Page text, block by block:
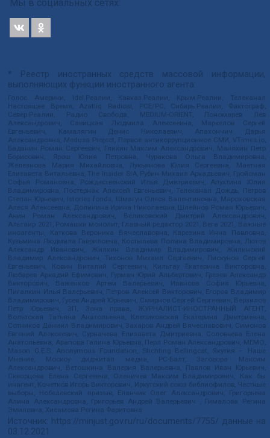
Мы в социальных сетях:
* Реестр иностранных средств массовой информации,
выполняющих функции иностранного агента:
Голос Америки, Idel.Реалии, Кавказ.Реалии, Крым.Реалии, Телеканал
Настоящее Время, Azatliq Radiosi, PCE/PC, Сибирь.Реалии, Фактограф,
Север.Реалии, Радио Свобода, MEDIUM-ORIENT, Пономарев Лев
Александрович, Савицкая Людмила Алексеевна, Маркелов Сергей
Евгеньевич, Камалягин Денис Николаевич, Апахончич Дарья
Александровна, Medusa Project, Первое антикоррупционное СМИ, VTimes.io,
Баданин Роман Сергеевич, Гликин Максим Александрович, Маняхин Петр
Борисович, Ярош Юлия Петровна, Чуракова Ольга Владимировна,
Железнова Мария Михайловна, Лукьянова Юлия Сергеевна, Маетная
Елизавета Витальевна, The Insider SIA, Рубин Михаил Аркадьевич, Гройсман
Софья Романовна, Рождественский Илья Дмитриевич, Апухтина Юлия
Владимировна, Постернак Алексей Евгеньевич, Телеканал Дождь, Петров
Степан Юрьевич, Istories fonds, Шмагун Олеся Валентиновна, Мароховская
Алеся Алексеевна, Долинина Ирина Николаевна, Шлейнов Роман Юрьевич,
Анин Роман Александрович, Великовский Дмитрий Александрович,
Альтаир 2021, Ромашки монолит, Главный редактор 2021, Вега 2021, Важные
иноагенты, Каткова Вероника Вячеславовна, Карезина Инна Павловна,
Кузьмина Людмила Гавриловна, Костылева Полина Владимировна, Лютов
Александр Иванович, Жилкин Владимир Владимирович, Жилинский
Владимир Александрович, Тихонов Михаил Сергеевич, Пискунов Сергей
Евгеньевич, Ковин Виталий Сергеевич, Кильтау Екатерина Викторовна,
Любарев Аркадий Ефимович, Гурман Юрий Альбертович, Грезев Александр
Викторович, Важенков Артем Валерьевич, Иванова София Юрьевна,
Пигалкин Илья Валерьевич, Петров Алексей Викторович, Егоров Владимир
Владимирович, Гусев Андрей Юрьевич, Смирнов Сергей Сергеевич, Верзилов
Петр Юрьевич, ЗП, Зона права, ЖУРНАЛИСТ-ИНОСТРАННЫЙ АГЕНТ,
Вольтская Татьяна Анатольевна, Клепиковская Екатерина Дмитриевна,
Сотников Даниил Владимирович, Захаров Андрей Вячеславович, Симонов
Евгений Алексеевич, Сурначева Елизавета Дмитриевна, Соловьева Елена
Анатольевна, Арапова Галина Юрьевна, Перл Роман Александрович, МЕМО,
Mason G.E.S. Anonymous Foundation, Stichting Bellingcat, Якутия – Наше
Мнение, Москоу диджитал медиа, РС-Балт, Заговора Максим
Александрович, Ветошкина Валерия Валерьевна, Павлов Иван Юрьевич,
Скворцова Елена Сергеевна, Оленичев Максим Владимирович, Как бы
инагент, Кочетков Игорь Викторович, Иркутский союз библиофилов, Честные
выборы, Нобелевский призыв, Еланчик Олег Александрович, Григорьева
Алина Александровна, Григорьев Андрей Валерьевич , Гималова Регина
Эмилевна, Хисамова Регина Фаритовна
Источник: https://minjust.gov.ru/ru/documents/7755/ данные на
03.12.2021